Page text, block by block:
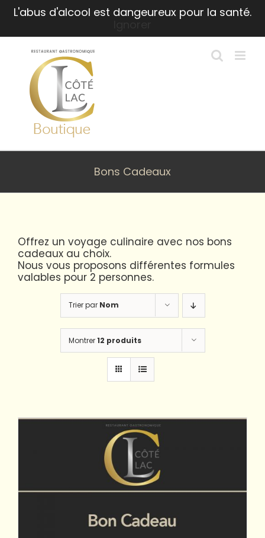
L'abus d'alcool est dangeureux pour la santé.
Passer
Bons Cadeaux
Offrez un voyage culinaire avec nos bons
cadeaux au choix.
Nous vous proposons différentes formules
valables pour 2 personnes.
Trier par Nom
Montrer12 produits